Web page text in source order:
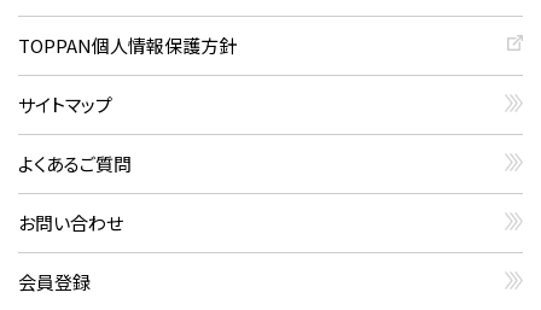
TOPPAN個人情報保護方針
サイトマップ
よくあるご質問
お問い合わせ
会員登録